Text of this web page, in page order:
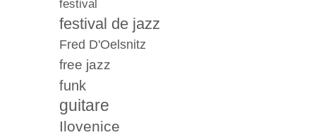
festival
festival de jazz
Fred D'Oelsnitz
free jazz
funk
guitare
Ilovenice